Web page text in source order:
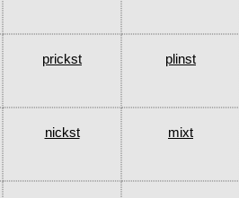
prickst plinst
nickst mixt